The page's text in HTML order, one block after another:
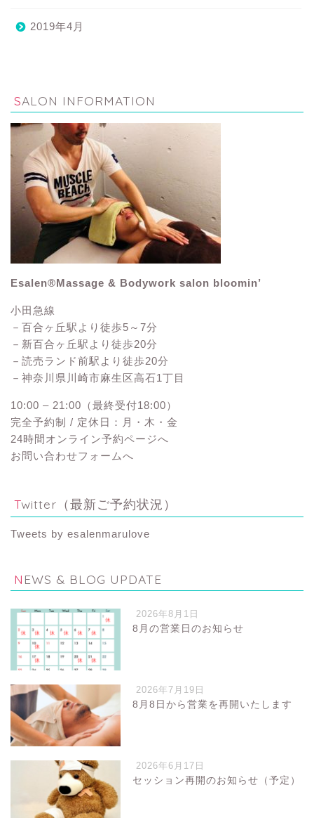
2019年4月
SALON INFORMATION
Esalen®Massage & Bodywork salon bloomin’
小田急線
－百合ヶ丘駅より徒歩5～7分
－新百合ヶ丘駅より徒歩20分
－読売ランド前駅より徒歩20分
－神奈川県川崎市麻生区高石1丁目
10:00 – 21:00（最終受付18:00）
完全予約制 / 定休日：月・木・金
24時間オンライン予約ページへ
お問い合わせフォームへ
Twitter（最新ご予約状況）
Tweets by esalenmarulove
NEWS & BLOG UPDATE
2026年8月1日
8月の営業日のお知らせ
2026年7月19日
8月8日から営業を再開いたします
2026年6月17日
セッション再開のお知らせ（予定）